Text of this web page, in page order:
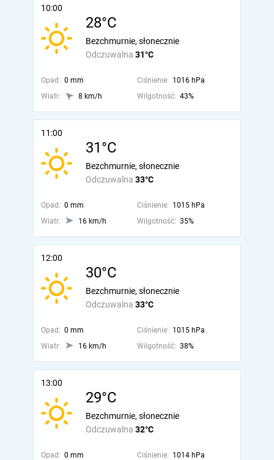
10:00
28°C
Odczuwalna 31°C
Bezchmurnie, słonecznie
Opad: 0 mm Ciśnienie: 1016 hPa
Wiatr:
8 km/h Wilgotność: 43%
11:00
31°C
Odczuwalna 33°C
Bezchmurnie, słonecznie
Opad: 0 mm Ciśnienie: 1015 hPa
Wiatr:
16 km/h Wilgotność: 35%
12:00
30°C
Odczuwalna 33°C
Bezchmurnie, słonecznie
Opad: 0 mm Ciśnienie: 1015 hPa
Wiatr:
16 km/h Wilgotność: 38%
13:00
29°C
Odczuwalna 32°C
Bezchmurnie, słonecznie
Opad: 0 mm Ciśnienie: 1014 hPa